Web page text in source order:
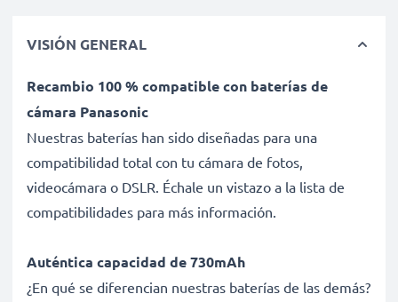
VISIÓN GENERAL
Recambio 100 % compatible con baterías de
cámara Panasonic
Nuestras baterías han sido diseñadas para una
compatibilidad total con tu cámara de fotos,
videocámara o DSLR. Échale un vistazo a la lista de
compatibilidades para más información.
Auténtica capacidad de 730mAh
¿En qué se diferencian nuestras baterías de las demás?